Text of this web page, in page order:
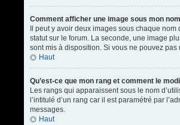
Comment afficher une image sous mon
Il peut y avoir deux images sous chaque
statut sur le forum. La seconde, une image
sont mis à disposition. Si vous ne pouvez pas
Haut
Qu’est-ce que mon rang et comment le
Les rangs qui apparaissent sous le nom
l’intitulé d’un rang car il est paramétré par
messages.
Haut